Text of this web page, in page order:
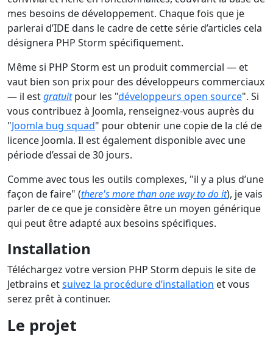
mes besoins de développement. Chaque fois que je
parlerai d’IDE dans le cadre de cette série d’articles cela
désignera PHP Storm spécifiquement.
Même si PHP Storm est un produit commercial — et
vaut bien son prix pour des développeurs commerciaux
— il estgratuitpour les "développeurs open source". Si
vous contribuez à Joomla, renseignez-vous auprès du
"Joomla bug squad" pour obtenir une copie de la clé de
licence Joomla. Il est également disponible avec une
période d’essai de 30 jours.
Comme avec tous les outils complexes, "il y a plus d’une
façon de faire" (there's more than one way to do it), je vais
parler de ce que je considère être un moyen générique
qui peut être adapté aux besoins spécifiques.
Installation
Téléchargez votre version PHP Storm depuis le site de
Jetbrains etsuivez la procédure d’installation et vous
serez prêt à continuer.
Le projet